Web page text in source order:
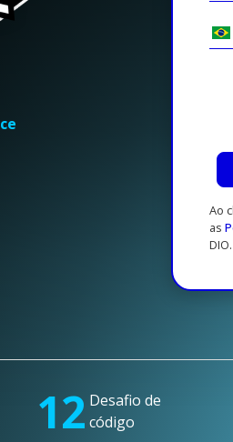
Ao
as
DIO.
12 Desafio de
código